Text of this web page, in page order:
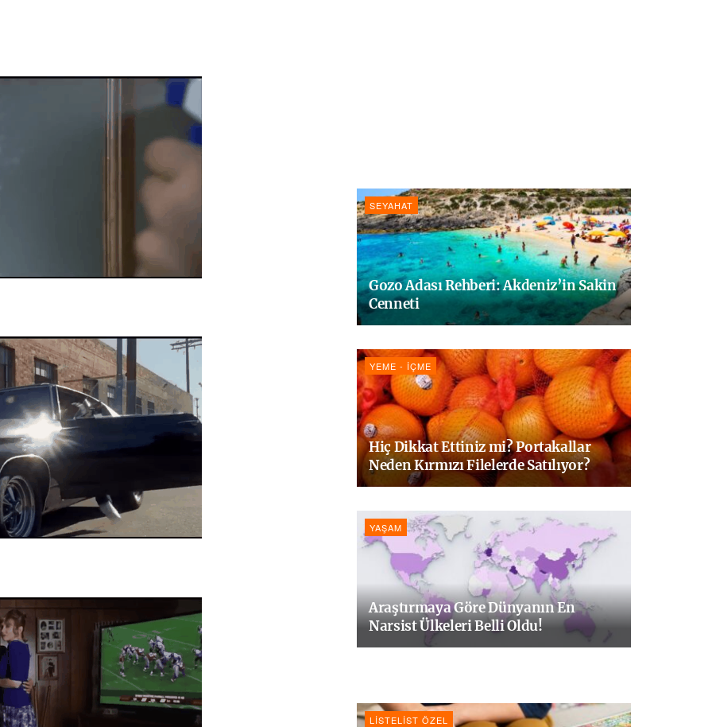
SEYAHAT
Gozo Adası Rehberi: Akdeniz’in Sakin
Cenneti
YEME - İÇME
Hiç Dikkat Ettiniz mi? Portakallar
Neden Kırmızı Filelerde Satılıyor?
YAŞAM
Araştırmaya Göre Dünyanın En
Narsist Ülkeleri Belli Oldu!
LISTELIST ÖZEL